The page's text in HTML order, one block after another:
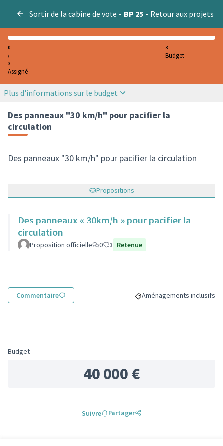
Sortir de la cabine de vote - BP 25 - Retour aux projets
0
/
3
Assigné
3
Budget
Plus d'informations sur le budget
Des panneaux "30 km/h" pour pacifier la
circulation
Des panneaux "30 km/h" pour pacifier la circulation
Propositions
Des panneaux « 30km/h » pour pacifier la
circulation
Proposition officielle 0 3 Retenue
Commentaire Filtrer les résultats de la
Aménagements inclusifs
Budget
40 000 €
Suivre Partager